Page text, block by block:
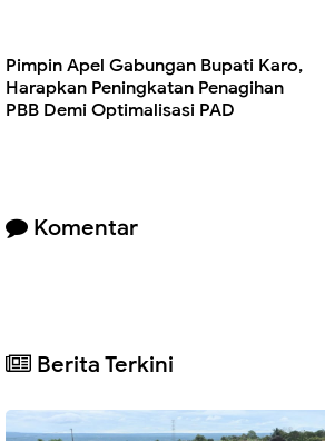
Pimpin Apel Gabungan Bupati Karo,
Harapkan Peningkatan Penagihan
PBB Demi Optimalisasi PAD
Komentar
Berita Terkini